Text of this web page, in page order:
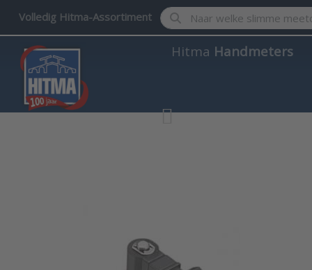
Volledig Hitma-Assortiment Enter a search term.
Hitma Handmeters